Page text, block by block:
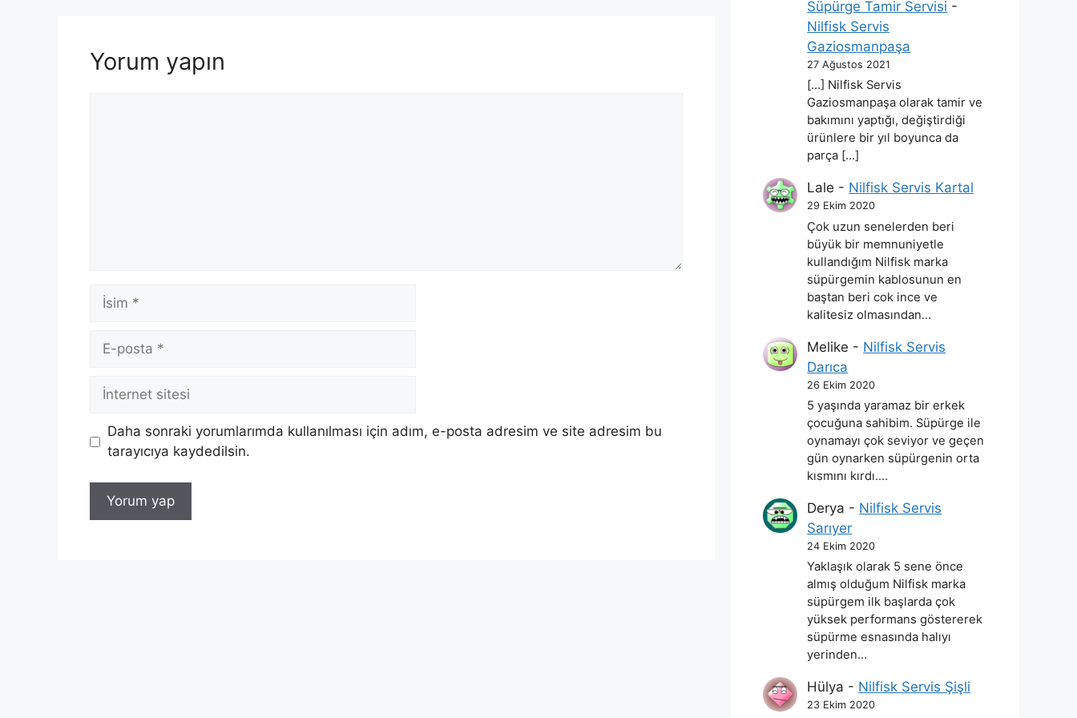
Yorum yapın
İsim
posta
İnternet
Daha sonraki yorumlarımda kullanılması için adım, e-posta adresim ve site adresim bu
tarayıcıya kaydedilsin.
Süpürge Tamir Servisi -
Nilfisk Servis
Gaziosmanpaşa
27 Ağustos 2021
[…] Nilfisk Servis
Gaziosmanpaşa olarak tamir ve
bakımını yaptığı, değiştirdiği
ürünlere bir yıl boyunca da
parça […]
Lale - Nilfisk Servis Kartal
29 Ekim 2020
Çok uzun senelerden beri
büyük bir memnuniyetle
kullandığım Nilfisk marka
süpürgemin kablosunun en
baştan beri cok ince ve
kalitesiz olmasından…
Melike - Nilfisk Servis
Darıca
26 Ekim 2020
5 yaşında yaramaz bir erkek
çocuğuna sahibim. Süpürge ile
oynamayı çok seviyor ve geçen
gün oynarken süpürgenin orta
kısmını kırdı.…
Derya - Nilfisk Servis
Sarıyer
24 Ekim 2020
Yaklaşık olarak 5 sene önce
almış olduğum Nilfisk marka
süpürgem ilk başlarda çok
yüksek performans göstererek
süpürme esnasında halıyı
yerinden…
Hülya - Nilfisk Servis Şişli
23 Ekim 2020